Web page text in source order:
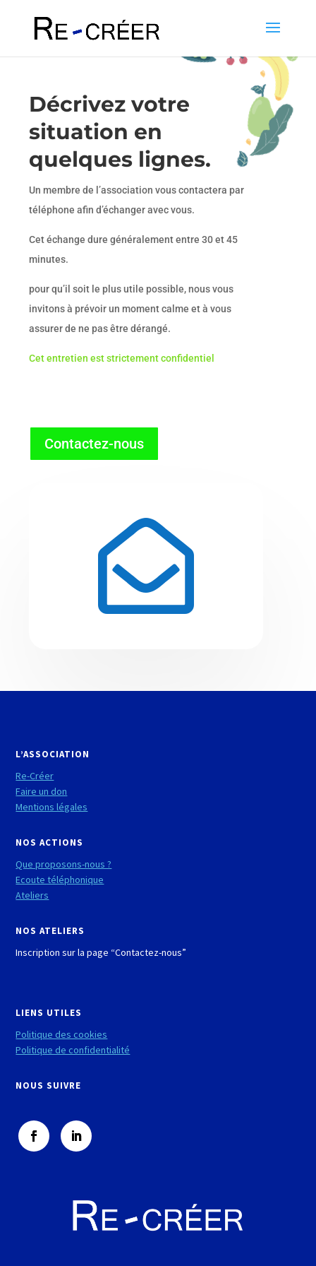
Décrivez votre
situation en
quelques lignes.
Un membre de l’association vous contactera par
téléphone afin d’échanger avec vous.
Cet échange dure généralement entre 30 et 45
minutes.
pour qu’il soit le plus utile possible, nous vous
invitons à prévoir un moment calme et à vous
assurer de ne pas être dérangé.
Cet entretien est strictement confidentiel
Contactez-nous

L’ASSOCIATION
Re-Créer
Faire un don
Mentions légales
NOS ACTIONS
Que proposons-nous ?
Ecoute téléphonique
Ateliers
NOS ATELIERS
Inscription sur la page “Contactez-nous”
LIENS UTILES
Politique des cookies
Politique de confidentialité
NOUS SUIVRE